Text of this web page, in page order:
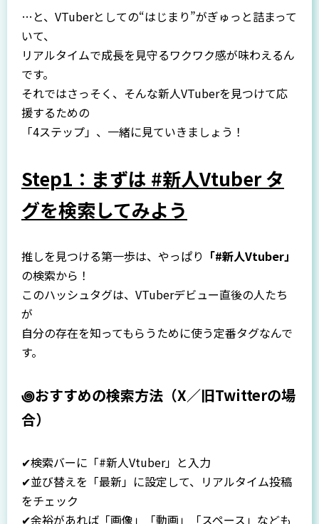
…と、VTuberとしての“はじまり”がぎゅっと詰まって
いて、
リアルタイムで成長を見守るワクワク感が味わえるん
です。
それではさっそく、そんな新人VTuberを見つけて応
援するための
「4ステップ」、一緒に見ていきましょう！
Step1：まずは #新人Vtuber タ
グを検索してみよう
推しを見つける第一歩は、やっぱり 「#新人Vtuber」
の検索から！
このハッシュタグは、VTuberデビュー直後の人たち
が
自分の存在を知ってもらうために使う定番タグなんで
す。
꩜おすすめの検索方法（X／旧Twitterの場
合）
✔検索バーに「#新人Vtuber」と入力
✔並び替えを「最新」に設定して、リアルタイム投稿
をチェック
✔余裕があれば「画像」「動画」「スペース」なども